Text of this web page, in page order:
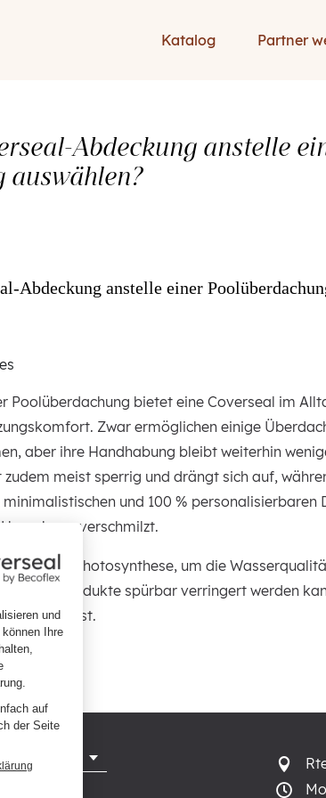
Katalog Partner
Abdeckung anstelle
auswählen?
Abdeckung anstelle einer
Poolüberdachung bietet eine Coverseal im
Zwar ermöglichen einige
aber ihre Handhabung bleibt weiterhin
zudem meist sperrig und drängt sich auf,
und 100 % personalisierbaren
verschmilzt.
sie die Photosynthese, um die
Produkte spürbar verringert werden
ist.

